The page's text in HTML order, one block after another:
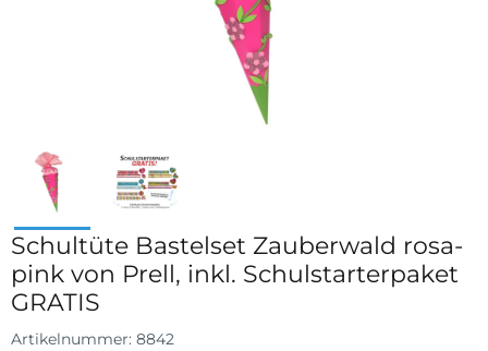
Schultüte Bastelset Zauberwald rosa-
pink von Prell, inkl. Schulstarterpaket
GRATIS
Artikelnummer: 8842